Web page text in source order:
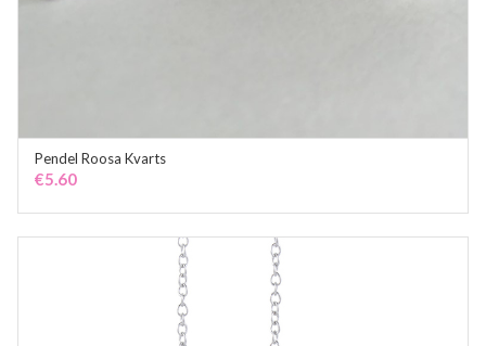
Pendel Roosa Kvarts
€5.60